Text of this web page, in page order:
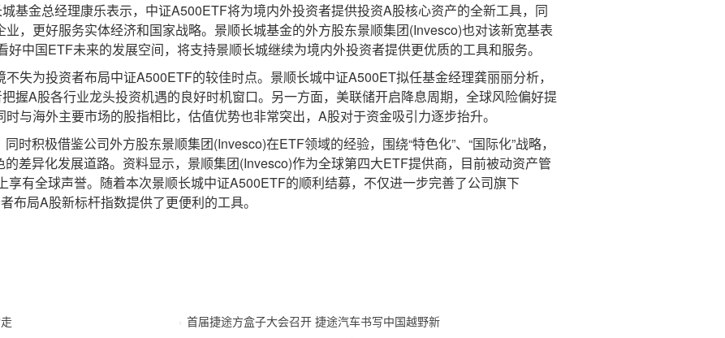
金总经理康乐表示，中证A500ETF将为境内外投资者提供投资A股核心资产的全新工具，同
，更好服务实体经济和国家战略。景顺长城基金的外方股东景顺集团(Invesco)也对该新宽基表
中国ETF未来的发展空间，将支持景顺长城继续为境内外投资者提供更优质的工具和服务。
为投资者布局中证A500ETF的较佳时点。景顺长城中证A500ET拟任基金经理龚丽丽分析，
握A股各行业龙头投资机遇的良好时机窗口。另一方面，美联储开启降息周期，全球风险偏好提
与海外主要市场的股指相比，估值优势也非常突出，A股对于资金吸引力逐步抬升。
积极借鉴公司外方股东景顺集团(Invesco)在ETF领域的经验，围绕“特色化”、“国际化”战略，
差异化发展道路。资料显示，景顺集团(Invesco)作为全球第四大ETF提供商，目前被动资产管
享有全球声誉。随着本次景顺长城中证A500ETF的顺利结募，不仅进一步完善了公司旗下
布局A股新标杆指数提供了更便利的工具。
首届捷途方盒子大会召开 捷途汽车书写中国越野新